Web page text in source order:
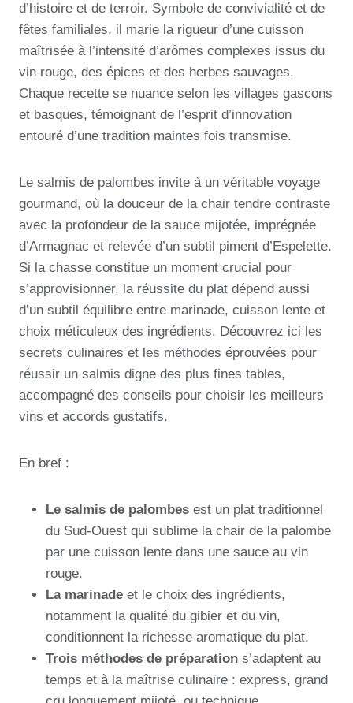
d’histoire et de terroir. Symbole de convivialité et de
fêtes familiales, il marie la rigueur d’une cuisson
maîtrisée à l’intensité d’arômes complexes issus du
vin rouge, des épices et des herbes sauvages.
Chaque recette se nuance selon les villages gascons
et basques, témoignant de l’esprit d’innovation
entouré d’une tradition maintes fois transmise.
Le salmis de palombes invite à un véritable voyage
gourmand, où la douceur de la chair tendre contraste
avec la profondeur de la sauce mijotée, imprégnée
d’Armagnac et relevée d’un subtil piment d’Espelette.
Si la chasse constitue un moment crucial pour
s’approvisionner, la réussite du plat dépend aussi
d’un subtil équilibre entre marinade, cuisson lente et
choix méticuleux des ingrédients. Découvrez ici les
secrets culinaires et les méthodes éprouvées pour
réussir un salmis digne des plus fines tables,
accompagné des conseils pour choisir les meilleurs
vins et accords gustatifs.
En bref :
Le salmis de palombes est un plat traditionnel
du Sud-Ouest qui sublime la chair de la palombe
par une cuisson lente dans une sauce au vin
rouge.
La marinade et le choix des ingrédients,
notamment la qualité du gibier et du vin,
conditionnent la richesse aromatique du plat.
Trois méthodes de préparation s’adaptent au
temps et à la maîtrise culinaire : express, grand